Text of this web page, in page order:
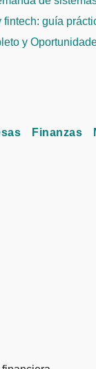
guía
y
Finanzas